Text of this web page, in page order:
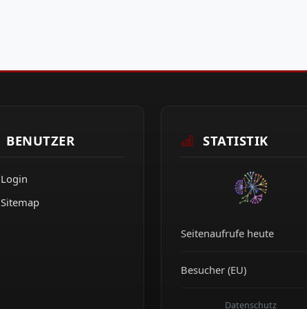
BENUTZER
Login
Sitemap
STATISTIK
Seitenaufrufe heute
Besucher (EU)
Datenschutz